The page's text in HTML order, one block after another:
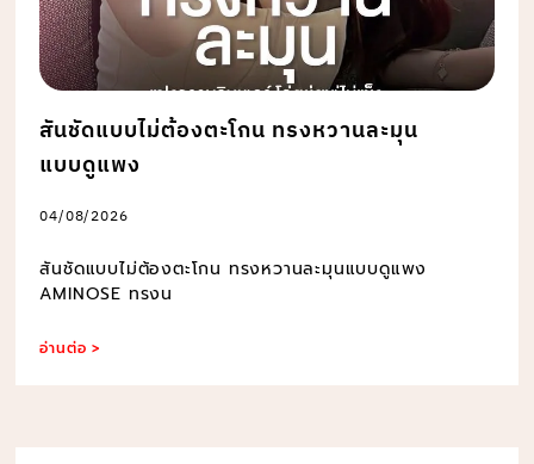
สันชัดแบบไม่ต้องตะโกน ทรงหวานละมุน
แบบดูแพง
04/08/2026
สันชัดแบบไม่ต้องตะโกน ทรงหวานละมุนแบบดูแพง
AMINOSE ทรงน
อ่านต่อ >